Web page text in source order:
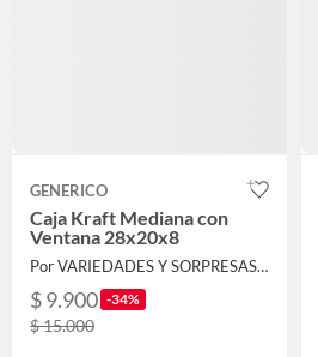
GENERICO
Caja Kraft Mediana con
Ventana 28x20x8
Por VARIEDADES Y SORPRESAS CAMI
$ 9.900 -34%
$ 15.000